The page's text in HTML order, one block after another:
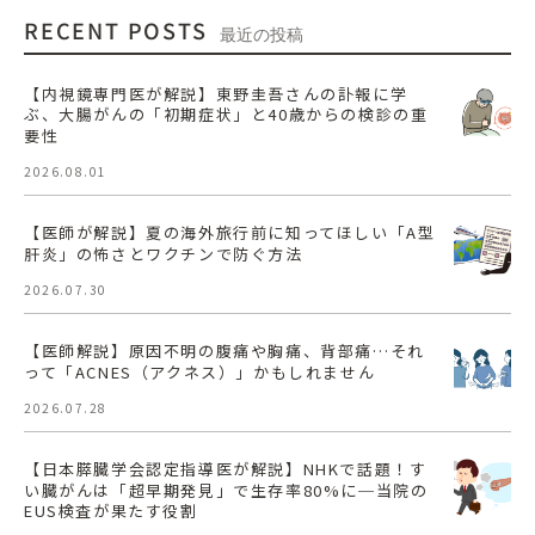
RECENT POSTS 最近の投稿
【内視鏡専門医が解説】東野圭吾さんの訃報に学
ぶ、大腸がんの「初期症状」と40歳からの検診の重
要性
2026.08.01
【医師が解説】夏の海外旅行前に知ってほしい「A型
肝炎」の怖さとワクチンで防ぐ方法
2026.07.30
【医師解説】原因不明の腹痛や胸痛、背部痛…それ
って「ACNES（アクネス）」かもしれません
2026.07.28
【日本膵臓学会認定指導医が解説】NHKで話題！す
い臓がんは「超早期発見」で生存率80%に─当院の
EUS検査が果たす役割